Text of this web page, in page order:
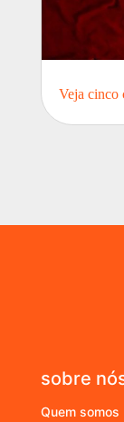
Veja cinco
sobre
Quem somos